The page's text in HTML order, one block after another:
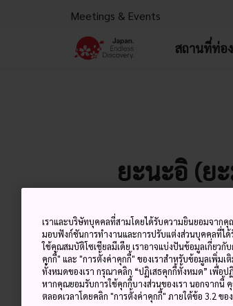
Meetings & Events
สถานที่ท่อ
ยะนะอิ (ย
8 Aug (เสาร์)
เราและบริษัทบุคคลที่สามโดยได้รับความยินยอมจากคุ
มอบฟังก์ชันการทำงานและการปรับแต่งส่วนบุคคลที่ได้
ใช้คุณสมบัติโซเชียลมีเดีย เราอาจแบ่งปันข้อมูลเกี่ยว
คุกกี้" และ "การตั้งค่าคุกกี้" ของเราสำหรับข้อมูลเพิ่ม
ทั้งหมดของเรา กรุณาคลิก “ปฏิเสธคุกกี้ทั้งหมด” เพื่อป
หากคุณยอมรับการใช้คุกกี้บางส่วนของเรา นอกจากนี้
ตลอดเวลาโดยคลิก "การตั้งค่าคุกกี้" ภายใต้ข้อ 3.2 ขอ